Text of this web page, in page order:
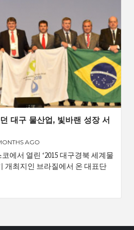
대구 물산업, 빛바랜 성장 서
AGO
에서 열린 ‘2015 대구경북 세계물
개최지인 브라질에서 온 대표단